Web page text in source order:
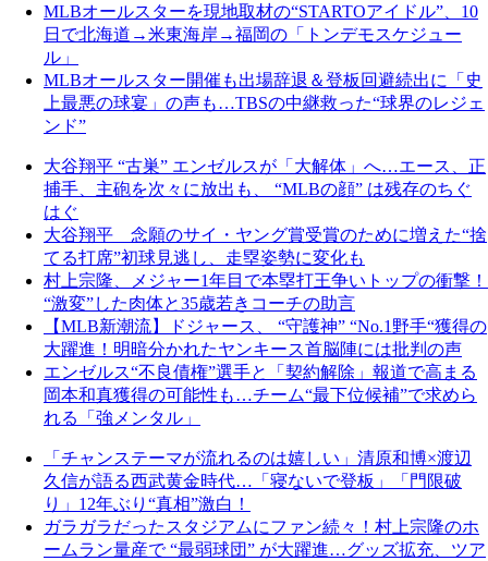
MLBオールスターを現地取材の“STARTOアイドル”、10
日で北海道→米東海岸→福岡の「トンデモスケジュー
ル」
MLBオールスター開催も出場辞退＆登板回避続出に「史
上最悪の球宴」の声も…TBSの中継救った“球界のレジェ
ンド”
大谷翔平 “古巣” エンゼルスが「大解体」へ…エース、正
捕手、主砲を次々に放出も、 “MLBの顔” は残存のちぐ
はぐ
大谷翔平 念願のサイ・ヤング賞受賞のために増えた“捨
てる打席”初球見逃し、走塁姿勢に変化も
村上宗隆、メジャー1年目で本塁打王争いトップの衝撃！
“激変”した肉体と35歳若きコーチの助言
【MLB新潮流】ドジャース、 “守護神” “No.1野手“獲得の
大躍進！明暗分かれたヤンキース首脳陣には批判の声
エンゼルス“不良債権”選手と「契約解除」報道で高まる
岡本和真獲得の可能性も…チーム“最下位候補”で求めら
れる「強メンタル」
「チャンステーマが流れるのは嬉しい」清原和博×渡辺
久信が語る西武黄金時代…「寝ないで登板」「門限破
り」12年ぶり“真相”激白！
ガラガラだったスタジアムにファン続々！村上宗隆のホ
ームラン量産で “最弱球団” が大躍進…グッズ拡充、ツア